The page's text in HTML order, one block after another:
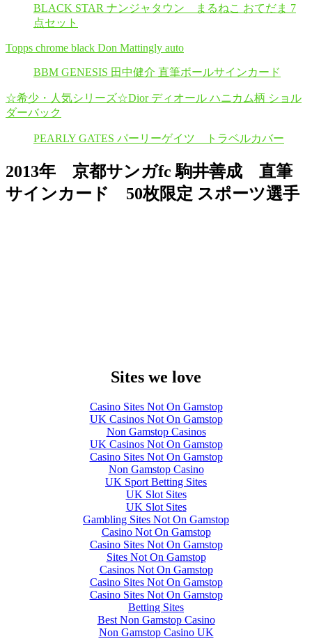
BLACK STAR ナンジャタウン まるねこ おてだま 7
点セット
Topps chrome black Don Mattingly auto
BBM GENESIS 田中健介 直筆ボールサインカード
☆希少・人気シリーズ☆Dior ディオール ハニカム柄 ショル
ダーバック
PEARLY GATES パーリーゲイツ トラベルカバー
2013年 京都サンガfc 駒井善成 直筆
サインカード 50枚限定 スポーツ選手
Sites we love
Casino Sites Not On Gamstop
UK Casinos Not On Gamstop
Non Gamstop Casinos
UK Casinos Not On Gamstop
Casino Sites Not On Gamstop
Non Gamstop Casino
UK Sport Betting Sites
UK Slot Sites
UK Slot Sites
Gambling Sites Not On Gamstop
Casino Not On Gamstop
Casino Sites Not On Gamstop
Sites Not On Gamstop
Casinos Not On Gamstop
Casino Sites Not On Gamstop
Casino Sites Not On Gamstop
Betting Sites
Best Non Gamstop Casino
Non Gamstop Casino UK